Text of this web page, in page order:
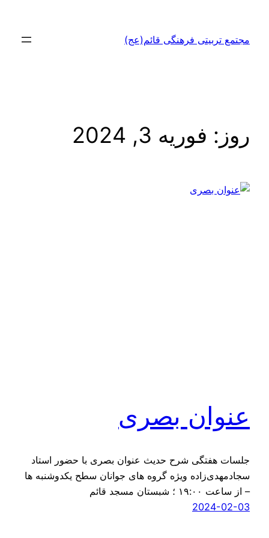
محتوامجتمع تربیتی فرهنگی قائم(عج)
روز: فوریه 3, 2024
عنوان بصری
جلسات هفتگی شرح حدیث عنوان بصری️ با حضور استاد
سجادمهدی‌زاده ویژه گروه های جوانان سطح یکدوشنبه ها
– از ساعت ۱۹:۰۰ ؛ شبستان مسجد قائم
2024-02-03